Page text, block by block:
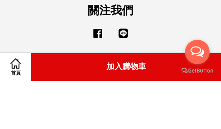
首頁
加入購物車
關注我們
Facebook
Visa MasterAmerican
Express